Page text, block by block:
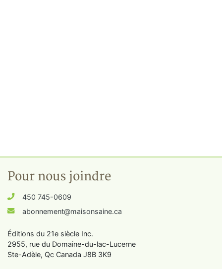
Pour nous joindre
450 745-0609
abonnement@maisonsaine.ca
Éditions du 21e siècle Inc.
2955, rue du Domaine-du-lac-Lucerne
Ste-Adèle, Qc Canada J8B 3K9